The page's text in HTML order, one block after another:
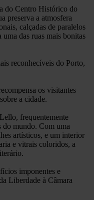
do Centro Histórico do
preserva a atmosfera
calçadas de paralelos
das ruas mais bonitas
reconhecíveis do Porto,
os visitantes
a cidade.
, frequentemente
do mundo. Com uma
artísticos, e um interior
e vitrais coloridos, a
imponentes e
Liberdade à Câmara